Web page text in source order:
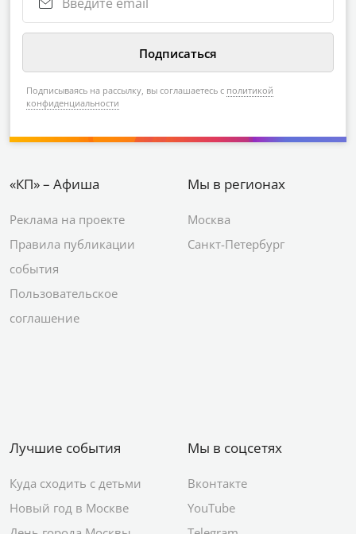
Подписываясь на рассылку, вы соглашаетесь с политикой
конфиденциальности
«КП» – Афиша
Реклама на проекте
Правила публикации
события
Пользовательское
соглашение
Мы в регионах
Москва
Санкт-Петербург
Лучшие события
Куда сходить с детьми
Новый год в Москве
Мы в соцсетях
Вконтакте
YouTube